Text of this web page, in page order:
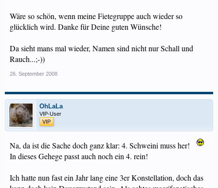
Wäre so schön, wenn meine Fietegruppe auch wieder so
glücklich wird. Danke für Deine guten Wünsche!
Da sieht mans mal wieder, Namen sind nicht nur Schall und
Rauch...;-))
26. September 2008
OhLaLa
VIP-User
VIP
Na, da ist die Sache doch ganz klar: 4. Schweini muss her!
In dieses Gehege passt auch noch ein 4. rein!
Ich hatte nun fast ein Jahr lang eine 3er Konstellation, doch das